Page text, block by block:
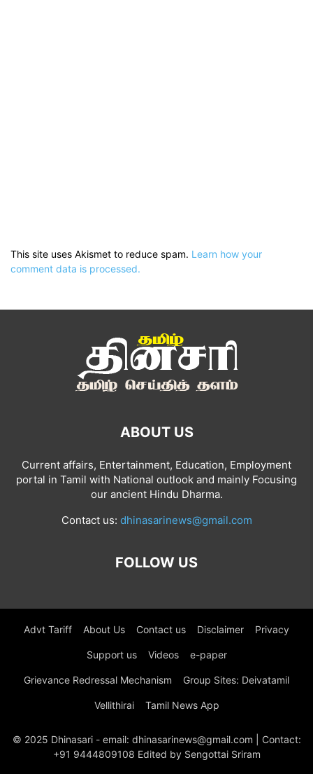
This site uses Akismet to reduce spam. Learn how your
comment data is processed.
ABOUT US
Current affairs, Entertainment, Education, Employment
portal in Tamil with National outlook and mainly Focusing
our ancient Hindu Dharma.
Contact us: dhinasarinews@gmail.com
FOLLOW US
Advt Tariff About Us Contact us Disclaimer Privacy
Support us Videos e-paper
Grievance Redressal Mechanism Group Sites: Deivatamil
Vellithirai Tamil News App
© 2025 Dhinasari - email: dhinasarinews@gmail.com | Contact:
+91 9444809108 Edited by Sengottai Sriram